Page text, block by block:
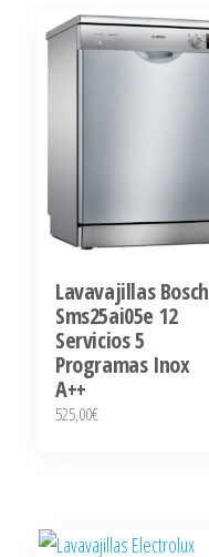
Lavavajillas Bosch
Sms25ai05e 12
Servicios 5
Programas Inox
A++
525,00€